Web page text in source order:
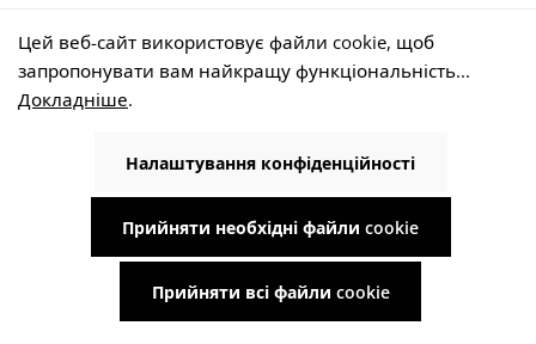
Веб-сайт:
www.use-rainwater.com
Південна Африка
Цей веб-сайт використовує файли cookie, щоб
запропонувати вам найкращу функціональність...
Докладніше.
Налаштування конфіденційності
Прийняти необхідні файли cookie
Прийняти всі файли cookie